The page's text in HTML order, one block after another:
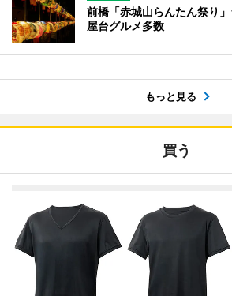
前橋「赤城山らんたん祭り
屋台グルメ多数
もっと見る
買う